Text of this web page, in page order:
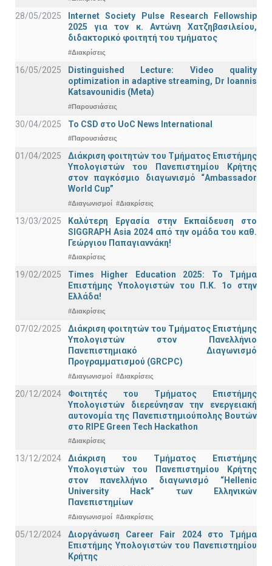
28/05/2025
Internet Society Pulse Research Fellowship
2025 για τον κ. Αντώνη Χατζηβασιλείου,
διδακτορικό φοιτητή του τμήματος
#Διακρίσεις
16/05/2025
Distinguished Lecture: Video quality
optimization in adaptive streaming, Dr Ioannis
Katsavounidis (Meta)
#Παρουσιάσεις
30/04/2025 To CSD στο UoC News International
#Παρουσιάσεις
01/04/2025
Διάκριση φοιτητών του Τμήματος Επιστήμης
Υπολογιστών του Πανεπιστημίου Κρήτης
στον παγκόσμιο διαγωνισμό “Ambassador
World Cup”
#Διαγωνισμοί #Διακρίσεις
13/03/2025
Καλύτερη Εργασία στην Εκπαίδευση στο
SIGGRAPH Asia 2024 από την ομάδα του καθ.
Γεώργιου Παπαγιαννάκη!
#Διακρίσεις
19/02/2025
Times Higher Education 2025: Το Τμήμα
Επιστήμης Υπολογιστών του Π.Κ. 1ο στην
Ελλάδα!
#Διακρίσεις
07/02/2025
Διάκριση φοιτητών του Τμήματος Επιστήμης
Υπολογιστών στον Πανελλήνιο
Πανεπιστημιακό Διαγωνισμό
Προγραμματισμού (GRCPC)
#Διαγωνισμοί #Διακρίσεις
20/12/2024
Φοιτητές του Τμήματος Επιστήμης
Υπολογιστών διερεύνησαν την ενεργειακή
αυτονομία της Πανεπιστημιούπολης Βουτών
στο RIPE Green Tech Hackathon
#Διακρίσεις
13/12/2024
Διάκριση του Τμήματος Επιστήμης
Υπολογιστών του Πανεπιστημίου Κρήτης
στον πανελλήνιο διαγωνισμό “Hellenic
University Hack” των Ελληνικών
Πανεπιστημίων
#Διαγωνισμοί #Διακρίσεις
05/12/2024
Διοργάνωση Career Fair 2024 στο Τμήμα
Επιστήμης Υπολογιστών του Πανεπιστημίου
Κρήτης